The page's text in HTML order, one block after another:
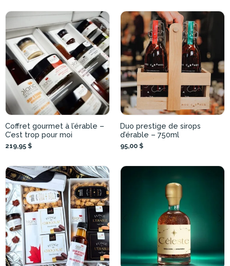
Coffret gourmet à l’érable –
C’est trop pour moi
219,95 $
Duo prestige de sirops
d’érable – 750ml
95,00 $